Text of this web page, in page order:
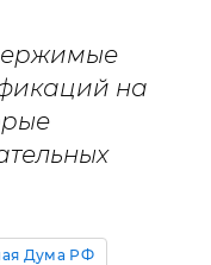
на
Дума РФ